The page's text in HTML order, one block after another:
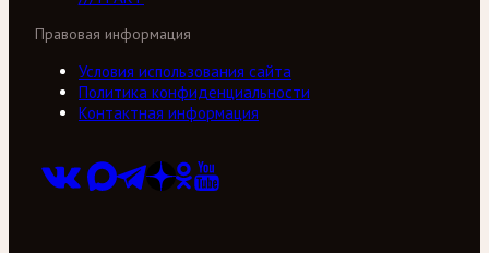
Правовая информация
Условия использования сайта
Политика конфиденциальности
Контактная информация